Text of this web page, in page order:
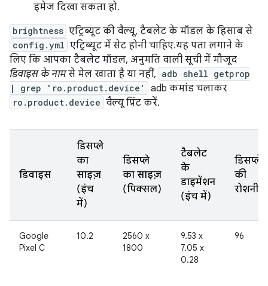
इमेज दिखा सकता हो.
brightness एट्रिब्यूट की वैल्यू, टैबलेट के मॉडल के हिसाब से
config.yml एट्रिब्यूट में सेट होनी चाहिए. यह पता लगाने के
लिए कि आपका टैबलेट मॉडल, अनुमति वाली सूची में मौजूद
डिवाइस के नामसे मेल खाता है या नहीं, adb shell getprop
| grep 'ro.product.device'
adb कमांड चलाकर
ro.product.device वैल्यू प्रिंट करें.
डिवाइस
डिसप्ले
का
साइज़
(इंच
में)
डिसप्ले
का साइज़
(पिक्सल)
टैबलेट
के
डाइमेंशन
(इंच में)
डिसप्ले
की
रोशनी
Google
Pixel C
10.2
2560 x
1800
9.53 x
7.05 x
0.28
96